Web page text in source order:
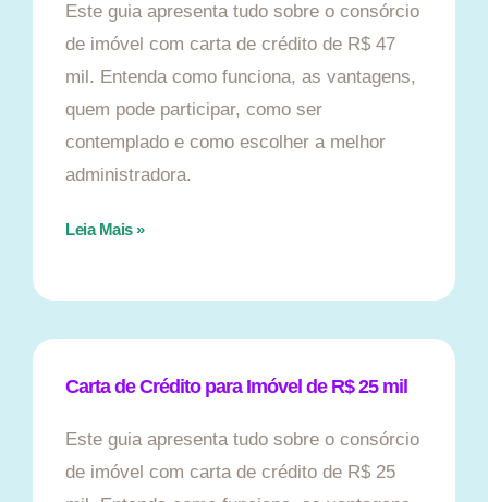
Este guia apresenta tudo sobre o consórcio
de imóvel com carta de crédito de R$ 47
mil. Entenda como funciona, as vantagens,
quem pode participar, como ser
contemplado e como escolher a melhor
administradora.
Leia Mais »
Carta de Crédito para Imóvel de R$ 25 mil
Este guia apresenta tudo sobre o consórcio
de imóvel com carta de crédito de R$ 25